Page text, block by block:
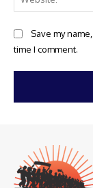
Save my
time I comment.